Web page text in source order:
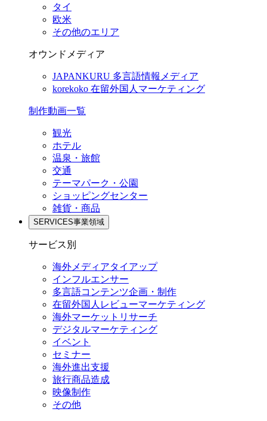
タイ
欧米
その他のエリア
オウンドメディア
JAPANKURU 多言語情報メディア
korekoko 在留外国人マーケティング
制作動画一覧
観光
ホテル
温泉・旅館
交通
テーマパーク・公園
ショッピングセンター
雑貨・商品
SERVICES事業領域
サービス別
海外メディアタイアップ
インフルエンサー
多言語コンテンツ企画・制作
在留外国⼈レビューマーケティング
海外マーケットリサーチ
デジタルマーケティング
イベント
セミナー
海外進出支援
旅行商品造成
映像制作
その他